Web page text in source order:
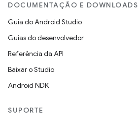
DOCUMENTAÇÃO E DOWNLOADS
Guia do Android Studio
Guias do desenvolvedor
Referência da API
Baixar o Studio
Android NDK
SUPORTE